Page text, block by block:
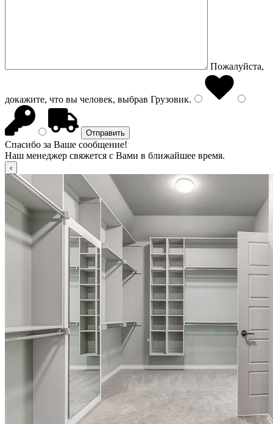
Пожалуйста,
докажите, что вы человек, выбрав Грузовик.
Спасибо за Ваше сообщение!
Наш менеджер свяжется с Вами в ближайшее время.